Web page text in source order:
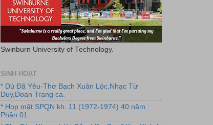
Swinburn University of Technology.
SINH HOẠT
* Dù Đã Yêu-Thơ Bạch Xuân Lộc,Nhạc Từ
Duy,Đoan Trang ca.
* Họp mặt SPQN kh. 11 (1972-1974) 40 năm :
Phần 01